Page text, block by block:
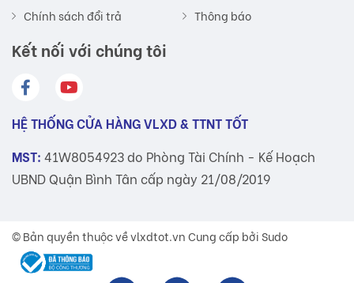
Chính sách đổi trả
Thông báo
Kết nối với chúng tôi
HỆ THỐNG CỬA HÀNG VLXD & TTNT TỐT
MST: 41W8054923 do Phòng Tài Chính - Kế Hoạch
UBND Quận Bình Tân cấp ngày 21/08/2019
© Bản quyền thuộc vềvlxdtot.vnCung cấp bởi Sudo